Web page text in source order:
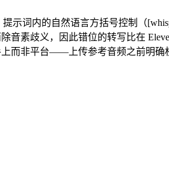
示词内的自然语言方括号控制（
素歧义，因此错位的转写比在
而非平台——上传参考音频之前明确